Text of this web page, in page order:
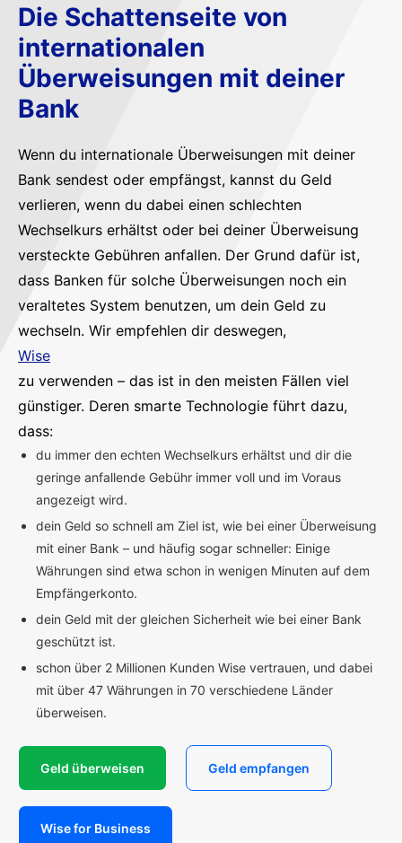
Die Schattenseite von
internationalen
Überweisungen mit deiner
Bank
Wenn du internationale Überweisungen mit deiner
Bank sendest oder empfängst, kannst du Geld
verlieren, wenn du dabei einen schlechten
Wechselkurs erhältst oder bei deiner Überweisung
versteckte Gebühren anfallen. Der Grund dafür ist,
dass Banken für solche Überweisungen noch ein
veraltetes System benutzen, um dein Geld zu
wechseln. Wir empfehlen dir deswegen,
Wise
zu verwenden – das ist in den meisten Fällen viel
günstiger. Deren smarte Technologie führt dazu,
dass:
du immer den echten Wechselkurs erhältst und dir die
geringe anfallende Gebühr immer voll und im Voraus
angezeigt wird.
dein Geld so schnell am Ziel ist, wie bei einer Überweisung
mit einer Bank – und häufig sogar schneller: Einige
Währungen sind etwa schon in wenigen Minuten auf dem
Empfängerkonto.
dein Geld mit der gleichen Sicherheit wie bei einer Bank
geschützt ist.
schon über 2 Millionen Kunden Wise vertrauen, und dabei
mit über 47 Währungen in 70 verschiedene Länder
überweisen.
Geld überweisen Geld empfangen
Wise for Business